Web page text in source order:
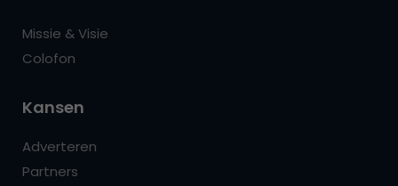
Missie & Visie
Colofon
Kansen
Adverteren
Partners